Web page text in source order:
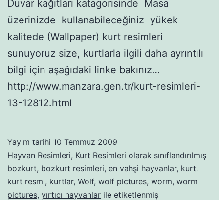
Duvar kağıtları katagorisinde Masa
üzerinizde kullanabileceğiniz yükek
kalitede (Wallpaper) kurt resimleri
sunuyoruz size, kurtlarla ilgili daha ayrıntılı
bilgi için aşağıdaki linke bakınız…
http://www.manzara.gen.tr/kurt-resimleri-
13-12812.html
Yayım tarihi 10 Temmuz 2009
Hayvan Resimleri, Kurt Resimleri olarak sınıflandırılmış
bozkurt, bozkurt resimleri, en vahşi hayvanlar, kurt,
kurt resmi, kurtlar, Wolf, wolf pictures, worm, worm
pictures, yırtıcı hayvanlar ile etiketlenmiş